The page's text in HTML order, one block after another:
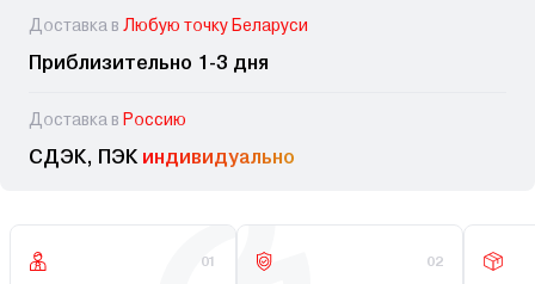
Доставка в Любую точку Беларуси
Приблизительно 1-3 дня
Доставка в Россию
СДЭК, ПЭК индивидуально
01 02